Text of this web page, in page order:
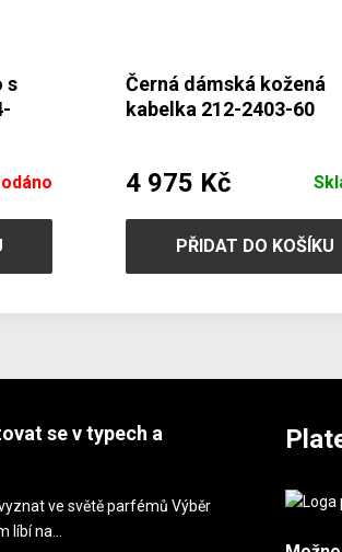
s
Černá dámská kožená
kabelka 212-2403-60
4 975 Kč
PŘIDAT DO KOŠÍKU
se v typech a
ve světě parfémů Výběr
líbí na…